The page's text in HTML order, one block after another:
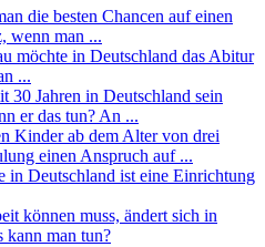
die besten Chancen auf einen
wenn man ...
möchte in Deutschland das Abitur
...
30 Jahren in Deutschland sein
er das tun? An ...
Kinder ab dem Alter von drei
einen Anspruch auf ...
in Deutschland ist eine Einrichtung
können muss, ändert sich in
kann man tun?